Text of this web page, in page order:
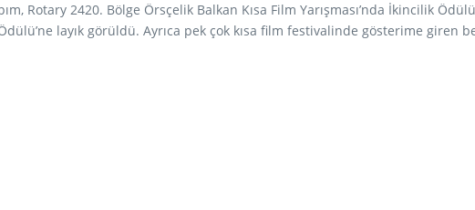
Rotary 2420. Bölge Örsçelik Balkan Kısa Film Yarışması’nda İkincilik
layık görüldü. Ayrıca pek çok kısa film festivalinde gösterime giren